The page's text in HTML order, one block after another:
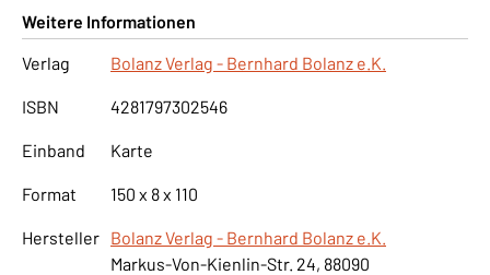
Weitere Informationen
Verlag
Bolanz Verlag - Bernhard Bolanz e.K.
ISBN 4281797302546
Einband Karte
Format 150 x 8 x 110
Hersteller Bolanz Verlag - Bernhard Bolanz e.K.
Markus-Von-Kienlin-Str. 24, 88090